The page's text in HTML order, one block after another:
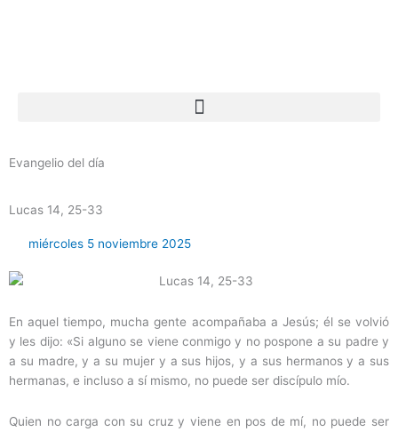
Evangelio del día
Lucas 14, 25-33
miércoles 5 noviembre 2025
En aquel tiempo, mucha gente acompañaba a Jesús; él se volvió
y les dijo: «Si alguno se viene conmigo y no pospone a su padre y
a su madre, y a su mujer y a sus hijos, y a sus hermanos y a sus
hermanas, e incluso a sí mismo, no puede ser discípulo mío.
Quien no carga con su cruz y viene en pos de mí, no puede ser